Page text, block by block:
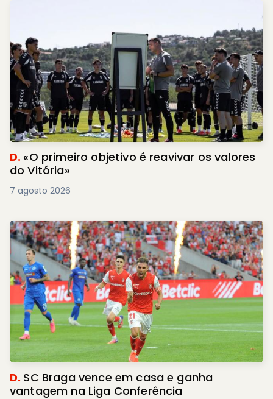
D. «O primeiro objetivo é reavivar os valores
do Vitória»
7 agosto 2026
D. SC Braga vence em casa e ganha
vantagem na Liga Conferência